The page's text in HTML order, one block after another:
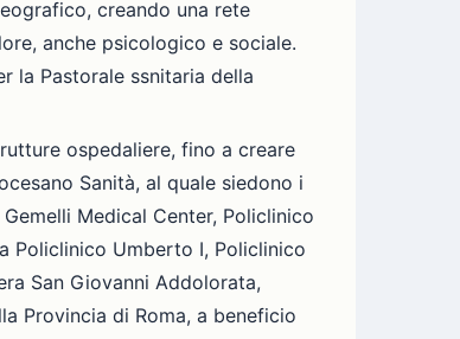
creando una rete
anche psicologico e sociale.
la Pastorale ssnitaria della
ospedaliere, fino a creare
Sanità, al quale siedono i
Medical Center, Policlinico
Policlinico Umberto I, Policlinico
San Giovanni Addolorata,
Provincia di Roma, a beneficio